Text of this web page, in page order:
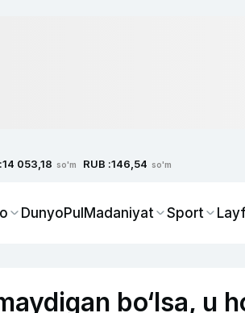
14 053,18 so'm RUB :146,54 so'm
DunyoPulMadaniyat Sport
bo‘lsa, u